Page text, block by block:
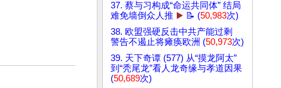
37. 蔡与习构成“命运共同体” 结局
难免墙倒众人推 ▶️ 📝 (50,983次)
38. 欧盟强硬反击中共产能过剩
警告不遏止将瘫痪欧洲 (50,973次)
39. 天下奇谭 (577) 从“摸龙阿太”
到“秃尾龙”看人龙奇缘与孝道因果
(50,689次)